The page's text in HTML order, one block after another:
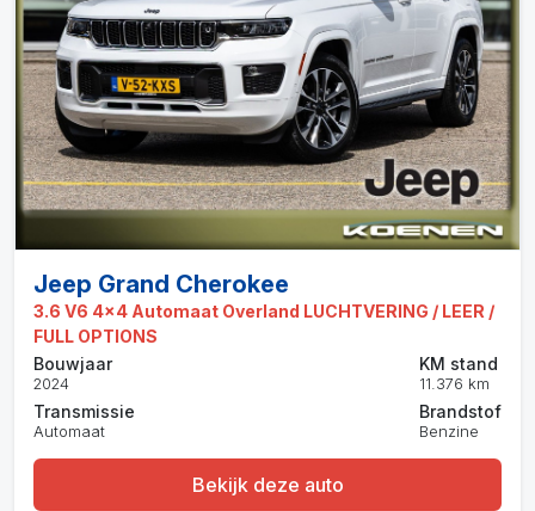
Jeep Grand Cherokee
3.6 V6 4x4 Automaat Overland LUCHTVERING / LEER /
FULL OPTIONS
Bouwjaar
2024
Transmissie
Automaat
KM stand
11.376 km
Brandstof
Benzine
Bekijk deze auto